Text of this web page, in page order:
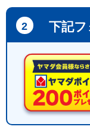
下記